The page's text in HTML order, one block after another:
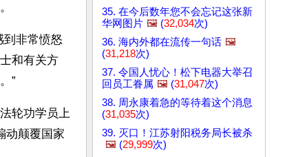
到非常愤怒
和有关方
”
轮功学员上
动颠覆国家
35. 在今后数年您不会忘记这张新
华网图片 🖼️ (32,034次)
36. 海内外都在流传一句话 🖼️
(31,218次)
37. 令国人忧心！松下电器大举召
回员工眷属 🖼️ (31,047次)
38. 周永康着急的等待着这个消息
(31,035次)
39. 灭口！江苏射阳税务局长被杀
🖼️ (29,999次)